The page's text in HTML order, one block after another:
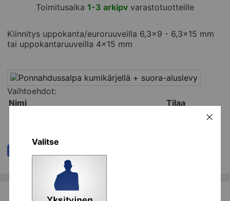
Kiinnitys uppokanta/euroruuveilla 6,3x9 - 6,3x15 mm
tai uppokantaruuveilla 4x15 mm
Toimitusaika 1-3 arkipv varastotuotteille
Vaihtoehdot:
Nimi
Tilaa
kpl
Valitse